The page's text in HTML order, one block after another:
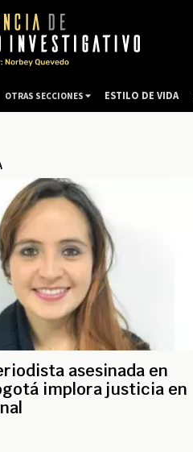
asesinada en
implora justicia en
OTRAS SECCIONES ESTILO DE VIDA